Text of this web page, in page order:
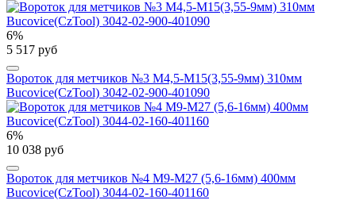
6%
5 517 руб
Вороток для метчиков №3 M4,5-M15(3,55-9мм) 310мм
Bucovice(CzTool) 3042-02-900-401090
6%
10 038 руб
Вороток для метчиков №4 M9-M27 (5,6-16мм) 400мм
Bucovice(CzTool) 3044-02-160-401160